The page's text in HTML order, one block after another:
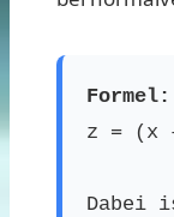
Formel:
z = (x
Dabei